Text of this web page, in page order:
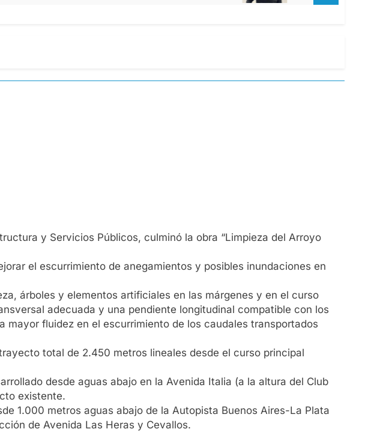
y Servicios Públicos, culminó la obra “Limpieza del Arroyo
el escurrimiento de anegamientos y posibles inundaciones en
árboles y elementos artificiales en las márgenes y en el curso
adecuada y una pendiente longitudinal compatible con los
fluidez en el escurrimiento de los caudales transportados
total de 2.450 metros lineales desde el curso principal
desde aguas abajo en la Avenida Italia (a la altura del Club
existente.
1.000 metros aguas abajo de la Autopista Buenos Aires-La Plata
de Avenida Las Heras y Cevallos.